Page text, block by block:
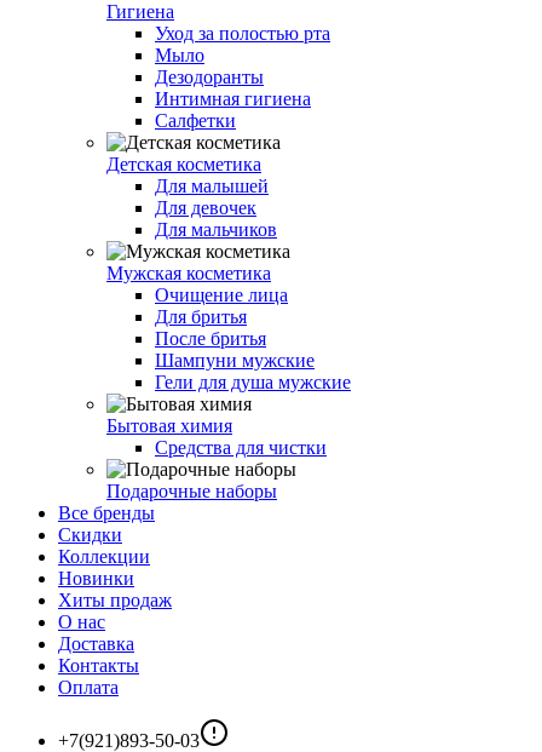
Гигиена
Уход за полостью рта
Мыло
Дезодоранты
Интимная гигиена
Салфетки
Детская косметика
Для малышей
Для девочек
Для мальчиков
Мужская косметика
Очищение лица
Для бритья
После бритья
Шампуни мужские
Гели для душа мужские
Бытовая химия
Средства для чистки
Подарочные наборы
Все бренды
Скидки
Коллекции
Новинки
Хиты продаж
О нас
Доставка
Контакты
Оплата
+7(921)893-50-03